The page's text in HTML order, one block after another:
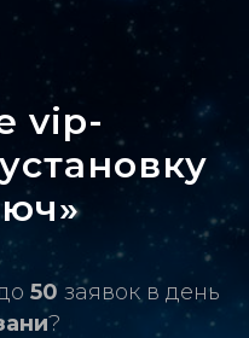
vip-
50 заявок в день
?